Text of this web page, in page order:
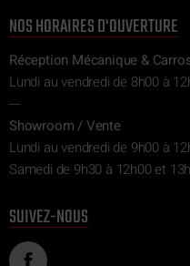
NOS HORAIRES D'OUVERTURE
Réception Mécanique &
Lundi au vendredi de 8h00 à
---
Showroom / Vente
Lundi au vendredi de 9h00 à
Samedi de 9h30 à 12h00 et
SUIVEZ-NOUS